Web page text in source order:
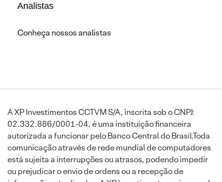
Analistas
Conheça nossos analistas
A XP Investimentos CCTVM S/A, inscrita sob o CNPJ:
02.332.886/0001-04, é uma instituição financeira
autorizada a funcionar pelo Banco Central do Brasil.Toda
comunicação através de rede mundial de computadores
está sujeita a interrupções ou atrasos, podendo impedir
ou prejudicar o envio de ordens ou a recepção de